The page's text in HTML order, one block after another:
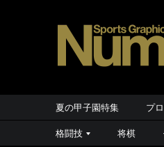
夏の甲子園特集 プ
格闘技 将棋